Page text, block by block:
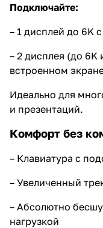
Подключайте:
– 1 дисплей до 6K
– 2 дисплея (до
встроенном
Идеально для
и презентаций.
Комфорт без
– Клавиатура с
– Увеличенный
– Абсолютно
нагрузкой